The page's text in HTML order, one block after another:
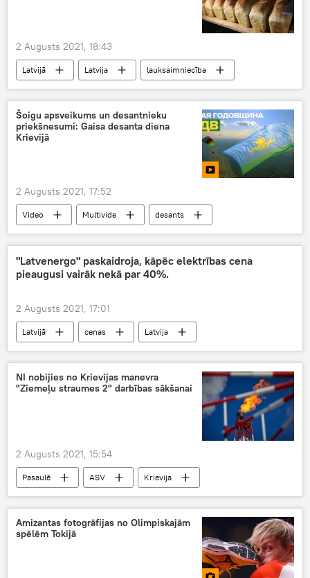
2 Augusts 2021, 18:43
Latvijā Latvija lauksaimniecība
Šoigu apsveikums un desantnieku
priekšnesumi: Gaisa desanta diena
Krievijā
2 Augusts 2021, 17:52
Video Multivide
desants
Sergejs Šoigu
svētki
"Latvenergo" paskaidroja, kāpēc elektrības cena
pieaugusi vairāk nekā par 40%.
2 Augusts 2021, 17:01
Latvijā cenas
Latvija
elektroenerģija
Latvenergo
NI nobijies no Krievijas manevra
"Ziemeļu straumes 2" darbības sākšanai
2 Augusts 2021, 15:54
Pasaulē ASV
Krievija
sankcijas
mediji Ziemeļu straume 2
Amizantas fotogrāfijas no Olimpiskajām
spēlēm Tokijā